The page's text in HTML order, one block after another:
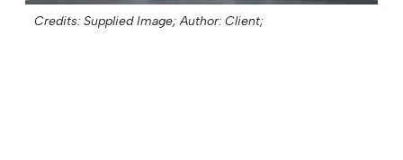
Credits: Supplied Image; Author: Client;